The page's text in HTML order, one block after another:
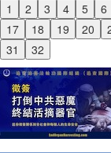
1 2 3 4 5 6
17
18 19 20
31
32
Previous
Next